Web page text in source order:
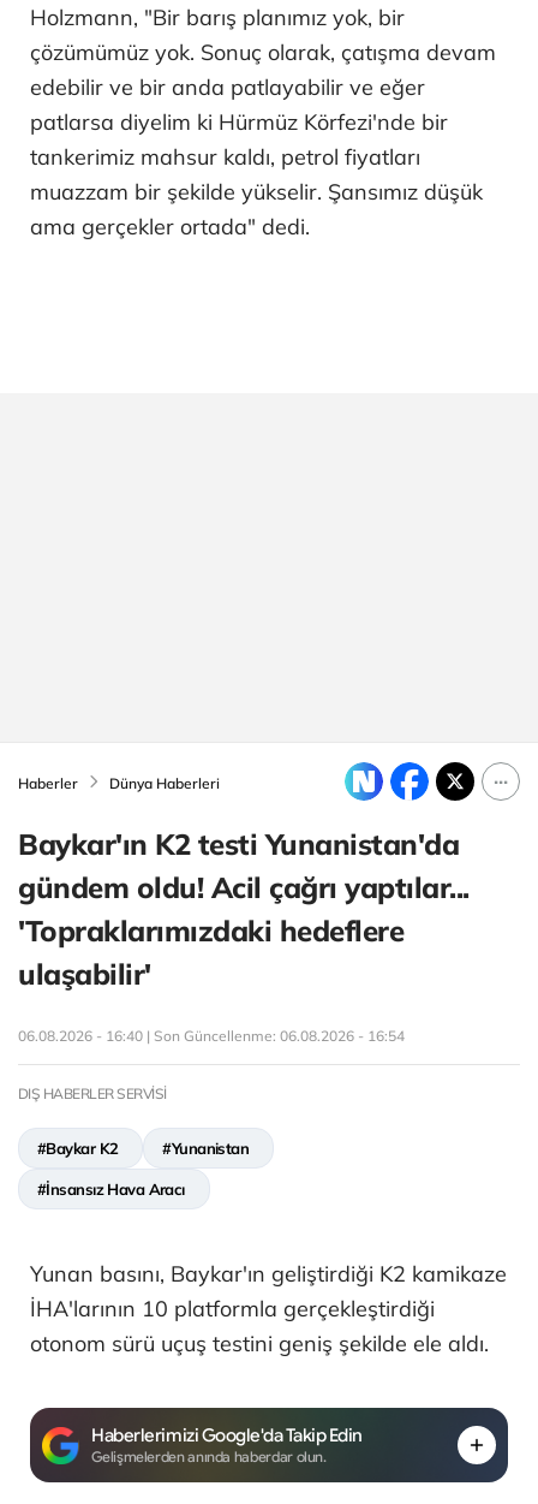
Holzmann, "Bir barış planımız yok, bir
çözümümüz yok. Sonuç olarak, çatışma devam
edebilir ve bir anda patlayabilir ve eğer
patlarsa diyelim ki Hürmüz Körfezi'nde bir
tankerimiz mahsur kaldı, petrol fiyatları
muazzam bir şekilde yükselir. Şansımız düşük
ama gerçekler ortada" dedi.
Haberler Dünya Haberleri
Baykar'ın K2 testi Yunanistan'da
gündem oldu! Acil çağrı yaptılar...
'Topraklarımızdaki hedeflere
ulaşabilir'
06.08.2026 - 16:40 | Son Güncellenme: 06.08.2026 - 16:54
DIŞ HABERLER SERVİSİ
#Baykar K2 #Yunanistan
#İnsansız Hava Aracı
Yunan basını, Baykar'ın geliştirdiği K2 kamikaze
İHA'larının 10 platformla gerçekleştirdiği
otonom sürü uçuş testini geniş şekilde ele aldı.
Haberlerimizi Google'da Takip Edin
Gelişmelerden anında haberdar olun.